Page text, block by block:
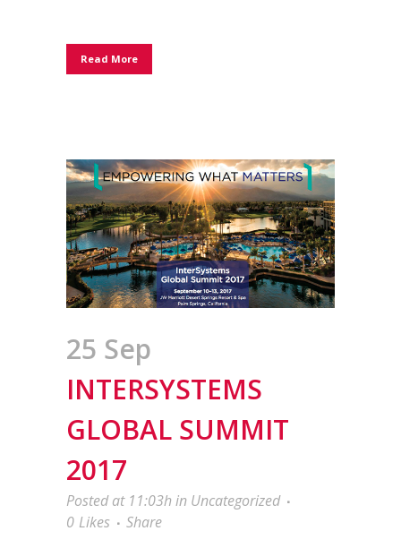
Read More
25 Sep
INTERSYSTEMS
GLOBAL SUMMIT
2017
Posted at 11:03hin Uncategorized
0 Likes
Share